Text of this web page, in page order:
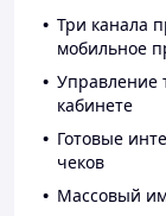
Три канала
мобильное
Управление
кабинете
Готовые
чеков
Массовый